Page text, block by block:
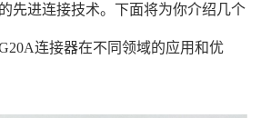
先进连接技术。下面将为你介绍几个
连接器在不同领域的应用和优